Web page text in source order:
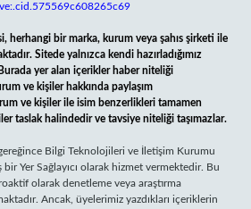
herhangi bir marka, kurum veya şahıs şirketi ile
Sitede yalnızca kendi hazırladığımız
yer alan içerikler haber niteliği
ve kişiler hakkında paylaşım
ve kişiler ile isim benzerlikleri tamamen
taslak halindedir ve tavsiye niteliği taşımazlar.
Bilgi Teknolojileri ve İletişim Kurumu
bir Yer Sağlayıcı olarak hizmet vermektedir. Bu
olarak denetleme veya araştırma
Ancak, üyelerimiz yazdıkları içeriklerin